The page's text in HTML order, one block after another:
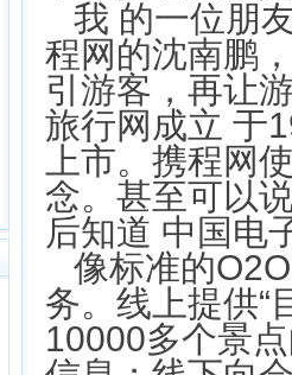
我 的一位朋
程网的沈南鹏
引游客，再让
旅行网成立 于
上市。携程网
念。甚至可以
后知道 中国电
像标准的
务。线上提供“
10000多个景